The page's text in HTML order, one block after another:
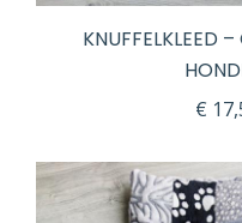
KNUFFELKLEED
€